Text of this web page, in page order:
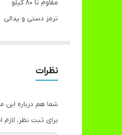
مقاوم تا ۸۰ کیلو
ترمز دستی و پدالی
مناسب برای ۵ تا ۱۲ سال
نظرات
شما هم درباره
برای ثبت نظر،